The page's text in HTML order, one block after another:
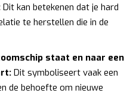
Dit kan betekenen dat je hard
te herstellen die in de
staat en naar een
Dit symboliseert vaak een
de behoefte om nieuwe